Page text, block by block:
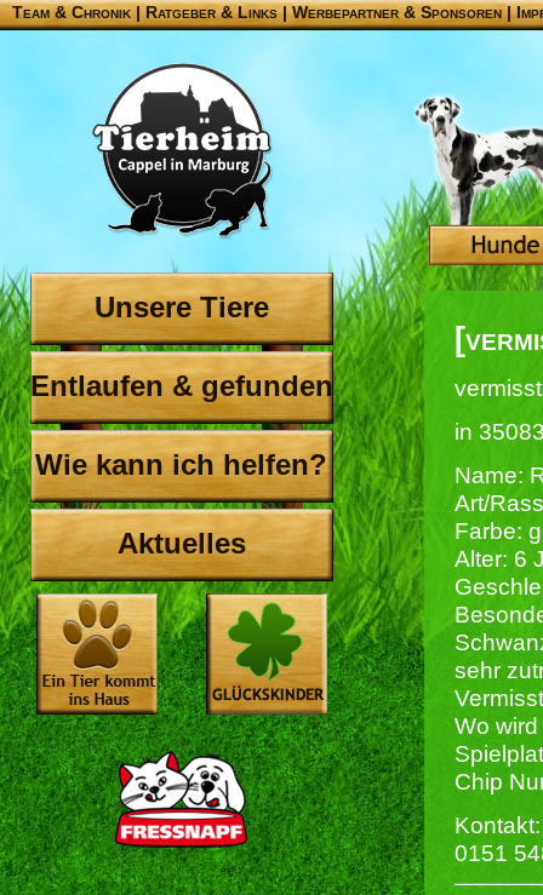
Team & Chronik |Ratgeber & Links|Werbepartner & Sponsoren|
Unsere Tiere
Entlaufen & gefunden
Wie kann ich helfen?
Aktuelles
in
Name:
Art/
Farbe:
Alter: 6
sehr
Wo
Chip
Kontakt:
0151